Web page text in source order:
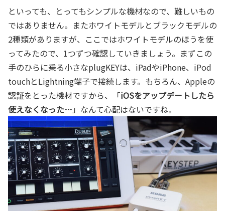
といっても、とってもシンプルな機材なので、難しいもの
ではありません。またホワイトモデルとブラックモデルの
2種類がありますが、ここではホワイトモデルのほうを使
ってみたので、1つずつ確認していきましょう。まずこの
手のひらに乗る小さなplugKEYは、iPadやiPhone、iPod
touchとLightning端子で接続します。もちろん、Appleの
認証をとった機材ですから、「iOSをアップデートしたら
使えなくなった… 」なんて心配はないですね。